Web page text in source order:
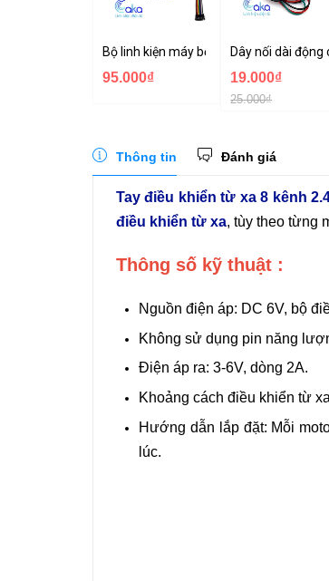
Bộ linh kiện máy bơm tưới cây tự động
95.000₫
Dây nối dài
19.000₫
25.000₫
Thông tin Đánh giá
Tay điều khiển từ xa 8 kênh
điều khiển từ xa, tùy theo từng
Thông số kỹ thuật :
Nguồn điện áp: DC 6V, bộ
Không sử dụng pin năng
Điện áp ra: 3-6V, dòng 2A.
Khoảng cách điều khiển từ
Hướng dẫn lắp đặt: Mỗi
lúc.